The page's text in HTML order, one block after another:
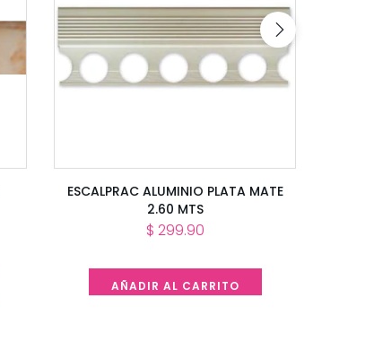
ESCALPRAC ALUMINIO PLATA MATE
2.60 MTS
$ 299.90
AÑADIR AL CARRITO